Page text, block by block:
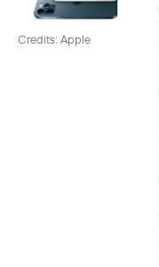
Credits: Apple